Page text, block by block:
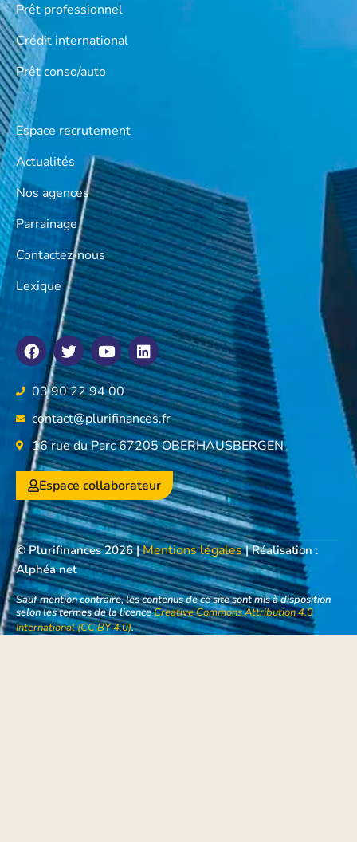
Prêt professionnel
Crédit international
Prêt conso/auto
Espace recrutement
Actualités
Nos agences
Parrainage
Contactez-nous
Lexique
03 90 22 94 00
contact@plurifinances.fr
16 rue du Parc 67205 OBERHAUSBERGEN
Espace collaborateur
© Plurifinances 2026 |Mentions légales| Réalisation :
Alphéa net
Sauf mention contraire, les contenus de ce site sont mis à disposition
selon les termes de la licenceCreative Commons Attribution 4.0
International (CC BY 4.0).